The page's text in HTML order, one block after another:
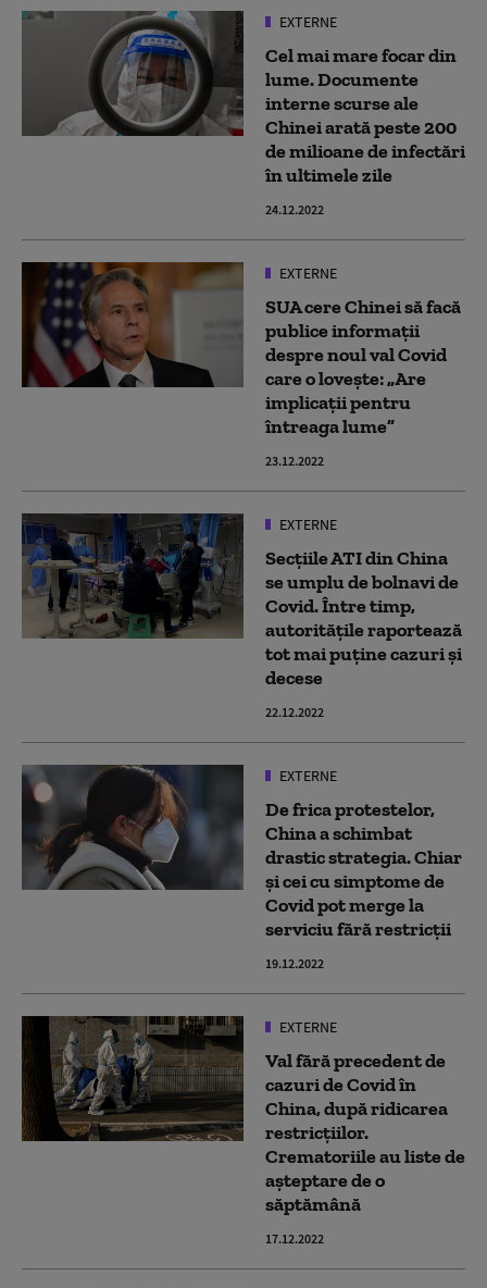
EXTERNE
Cel mai mare focar din
lume. Documente
interne scurse ale
Chinei arată peste 200
de milioane de infectări
în ultimele zile
24.12.2022
EXTERNE
SUA cere Chinei să facă
publice informații
despre noul val Covid
care o lovește: „Are
implicații pentru
întreaga lume”
23.12.2022
EXTERNE
Secțiile ATI din China
se umplu de bolnavi de
Covid. Între timp,
autoritățile raportează
tot mai puține cazuri și
decese
22.12.2022
EXTERNE
De frica protestelor,
China a schimbat
drastic strategia. Chiar
și cei cu simptome de
Covid pot merge la
serviciu fără restricții
19.12.2022
EXTERNE
Val fără precedent de
cazuri de Covid în
China, după ridicarea
restricțiilor.
Crematoriile au liste de
așteptare de o
săptămână
17.12.2022